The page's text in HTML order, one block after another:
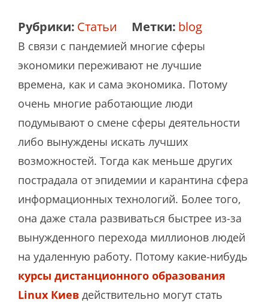
Рубрики: Статьи Метки: blog
В связи с пандемией многие сферы
экономики переживают не лучшие
времена, как и сама экономика. Потому
очень многие работающие люди
подумывают о смене сферы деятельности
либо вынуждены искать лучших
возможностей. Тогда как меньше других
пострадала от эпидемии и карантина сфера
информационных технологий. Более того,
она даже стала развиваться быстрее из-за
вынужденного перехода миллионов людей
на удаленную работу. Потому какие-нибудь
курсы дистанционного образования
Linux Киев действительно могут стать